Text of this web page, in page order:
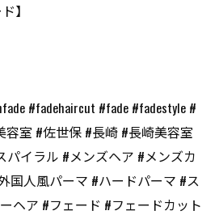
】
#fadehaircut #fade #fadestyle #
容室 #佐世保 #長崎 #長崎美容室
パイラル #メンズヘア #メンズカ
国人風パーマ #ハードパーマ #ス
ヘア #フェード #フェードカット